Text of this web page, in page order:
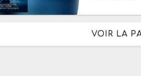
VOIR LA